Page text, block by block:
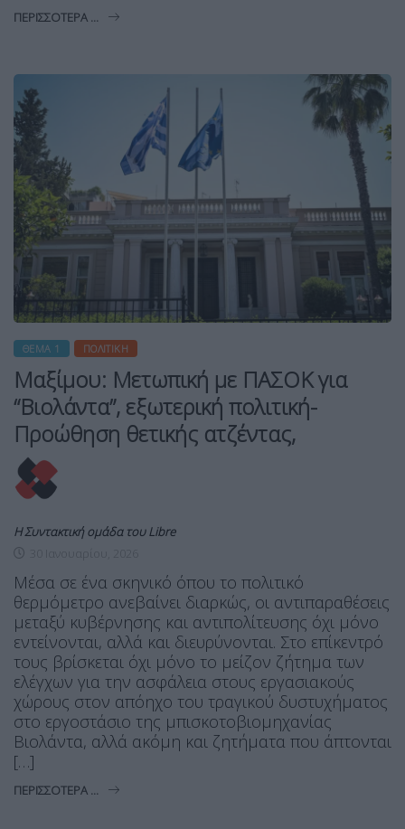
ΠΕΡΙΣΣΌΤΕΡΑ ...
ΘΈΜΑ 1 ΠΟΛΙΤΙΚΉ
Μαξίμου: Μετωπική με ΠΑΣΟΚ για
“Βιολάντα”, εξωτερική πολιτική-
Προώθηση θετικής ατζέντας,
Η Συντακτική ομάδα του Libre
Μέσα σε ένα σκηνικό όπου το πολιτικό
θερμόμετρο ανεβαίνει διαρκώς, οι αντιπαραθέσεις
μεταξύ κυβέρνησης και αντιπολίτευσης όχι μόνο
εντείνονται, αλλά και διευρύνονται. Στο επίκεντρό
τους βρίσκεται όχι μόνο το μείζον ζήτημα των
ελέγχων για την ασφάλεια στους εργασιακούς
χώρους στον απόηχο του τραγικού δυστυχήματος
στο εργοστάσιο της μπισκοτοβιομηχανίας
Βιολάντα, αλλά ακόμη και ζητήματα που άπτονται
[…]
ΠΕΡΙΣΣΌΤΕΡΑ ...